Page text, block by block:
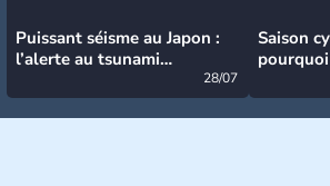
Puissant séisme au Japon :
l’alerte au tsunami
28/07
Saison